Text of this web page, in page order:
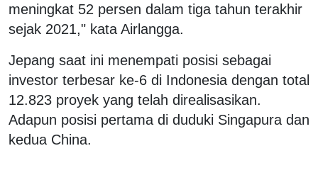
meningkat 52 persen dalam tiga tahun terakhir
sejak 2021," kata Airlangga.
Jepang saat ini menempati posisi sebagai
investor terbesar ke-6 di Indonesia dengan total
12.823 proyek yang telah direalisasikan.
Adapun posisi pertama di duduki Singapura dan
kedua China.